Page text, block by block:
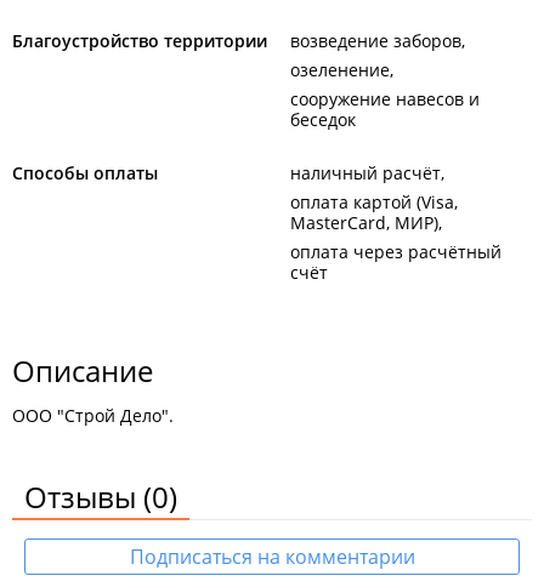
Благоустройство территории
возведение заборов
озеленение
сооружение навесов и
беседок
Способы оплаты
наличный расчёт
оплата картой (Visa,
MasterCard, МИР)
оплата через расчётный
счёт
Описание
ООО "Строй Дело".
Отзывы (0)
Подписаться на комментарии